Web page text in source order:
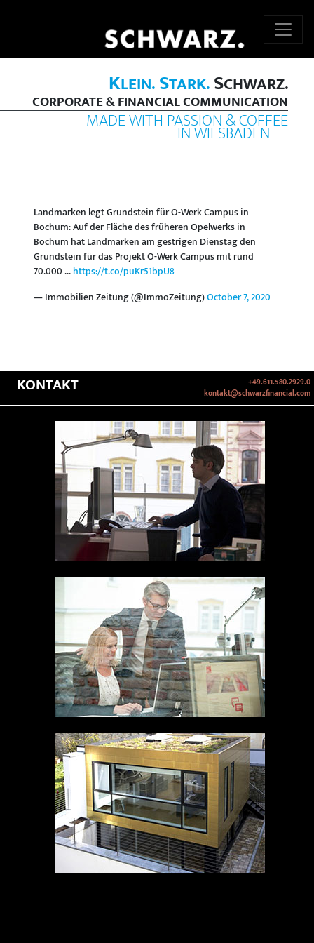
KLEIN.STARK.SCHWARZ.
CORPORATE & FINANCIAL COMMUNICATION
MADE WITH PASSION & COFFEE
IN WIESBADEN
Landmarken legt Grundstein für O-Werk Campus in
Bochum: Auf der Fläche des früheren Opelwerks in
Bochum hat Landmarken am gestrigen Dienstag den
Grundstein für das Projekt O-Werk Campus mit rund
70.000 ...https://t.co/puKr51bpU8
— Immobilien Zeitung (@ImmoZeitung)October 7, 2020
KONTAKT
+49.611.580.2929.0
kontakt@schwarzfinancial.com